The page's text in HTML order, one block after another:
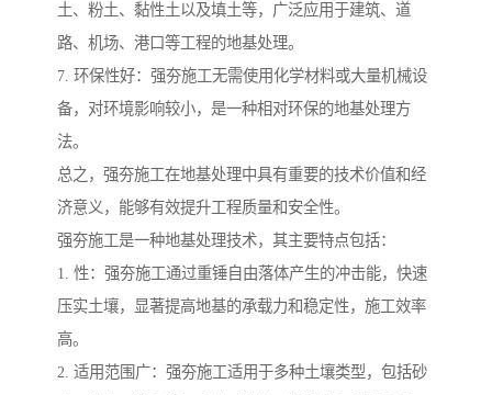
土、粉土、黏性土以及填土等，广泛应用于建筑、道
路、机场、港口等工程的地基处理。
7. 环保性好：强夯施工无需使用化学材料或大量机械设
备，对环境影响较小，是一种相对环保的地基处理方
法。
总之，强夯施工在地基处理中具有重要的技术价值和经
济意义，能够有效提升工程质量和安全性。
强夯施工是一种地基处理技术，其主要特点包括：
1. 性：强夯施工通过重锤自由落体产生的冲击能，快速
压实土壤，显著提高地基的承载力和稳定性，施工效率
高。
2. 适用范围广：强夯施工适用于多种土壤类型，包括砂